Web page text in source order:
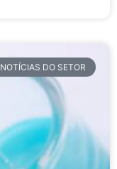
NOTÍCIAS DO SETOR